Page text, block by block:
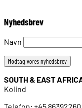
Nyhedsbrev
Navn
SOUTH & EAST
Kolind